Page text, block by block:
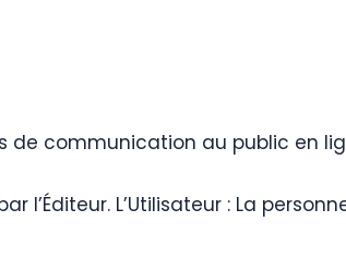
de communication au public en
l’Éditeur. L’Utilisateur : La